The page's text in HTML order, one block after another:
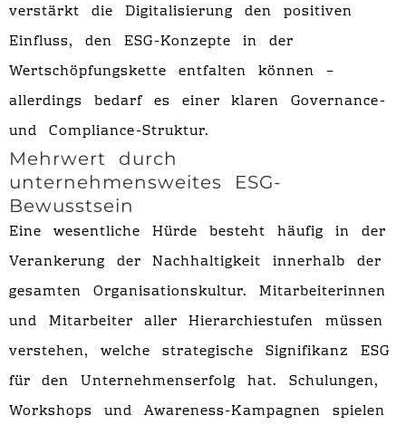
verstärkt die Digitalisierung den positiven
Einfluss, den ESG-Konzepte in der
Wertschöpfungskette entfalten können –
allerdings bedarf es einer klaren Governance-
und Compliance-Struktur.
Mehrwert durch
unternehmensweites ESG-
Bewusstsein
Eine wesentliche Hürde besteht häufig in der
Verankerung der Nachhaltigkeit innerhalb der
gesamten Organisationskultur. Mitarbeiterinnen
und Mitarbeiter aller Hierarchiestufen müssen
verstehen, welche strategische Signifikanz ESG
für den Unternehmenserfolg hat. Schulungen,
Workshops und Awareness-Kampagnen spielen